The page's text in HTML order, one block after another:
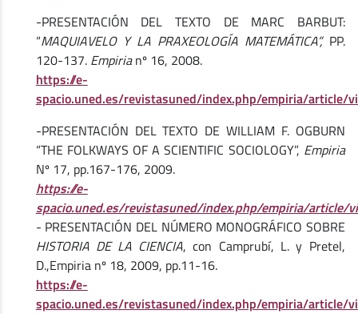
-PRESENTACIÓN DEL TEXTO DE MARC BARBUT:
“MAQUIAVELO Y LA PRAXEOLOGÍA MATEMÁTICA”,PP.
120-137. Empirianº 16, 2008.
https://e-
spacio.uned.es/revistasuned/index.php/empiria/article/
-PRESENTACIÓN DEL TEXTO DE WILLIAM F. OGBURN
“THE FOLKWAYS OF A SCIENTIFIC SOCIOLOGY”, Empiria
Nº 17, pp.167-176, 2009.
https://e-
spacio.uned.es/revistasuned/index.php/empiria/article/
- PRESENTACIÓN DEL NÚMERO MONOGRÁFICO SOBRE
HISTORIA DE LA CIENCIA, con Camprubí, L. y Pretel,
D.,Empiria nº 18, 2009, pp.11-16.
https://e-
spacio.uned.es/revistasuned/index.php/empiria/article/